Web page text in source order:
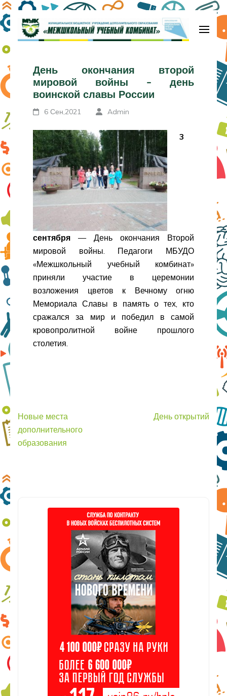
Перейти
к
содержимому
Enter)комбинат»
День окончания второй
мировой войны – день
воинской славы России
6 Сен,2021 Admin
3
сентября — День окончания Второй
мировой войны. Педагоги МБУДО
«Межшкольный учебный комбинат»
приняли участие в церемонии
возложения цветов к Вечному огню
Мемориала Славы в память о тех, кто
сражался за мир и победил в самой
кровопролитной войне прошлого
столетия.
Навигация
по
записям
Новые места
дополнительного
образования
День открытий